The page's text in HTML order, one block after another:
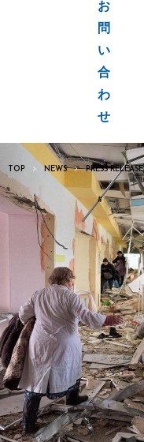
お
問
い
合
わ
せ
TOP NEWS PRESS RELEASE